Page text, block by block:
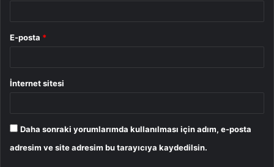
E-posta *
İnternet sitesi
Daha sonraki yorumlarımda kullanılması için adım, e-posta
adresim ve site adresim bu tarayıcıya kaydedilsin.